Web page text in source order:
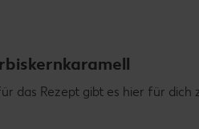
das Rezept gibt es hier für dich